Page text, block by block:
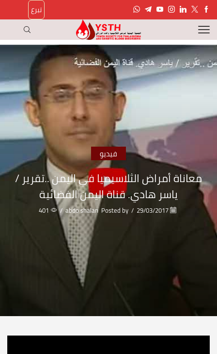
تبرع
فيديو
معاناة أمراض الثلاسيميا في اليمن ..تقرير /
ياسر هادي. قناة اليمن الفضائية
/
Posted by
abdo shalan
/
401